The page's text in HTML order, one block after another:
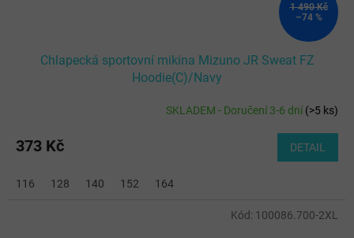
1 490 Kč
–74 %
Chlapecká sportovní mikina Mizuno JR Sweat FZ
Hoodie(C)/Navy
SKLADEM - Doručení 3-6 dní(>5 ks)
373 Kč DETAIL
116 128 140 152 164
Kód: 100086.700-2XL